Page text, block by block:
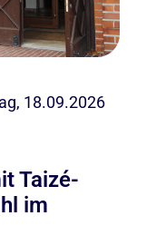
18.09.2026
Taizé-
im